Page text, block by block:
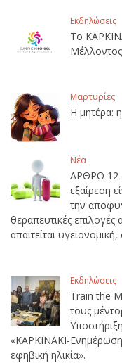
Εκδηλώσεις
Το
Μαρτυρίες
Η μητέρα:
Νέα
ΑΡΘΡΟ 12
εξαίρεση
την
θεραπευτικές
απαιτείται
Εκδηλώσεις
Train the
τους
«ΚΑΡΚΙΝΑΚΙ-Ενημέρωση
εφηβική ηλικία».